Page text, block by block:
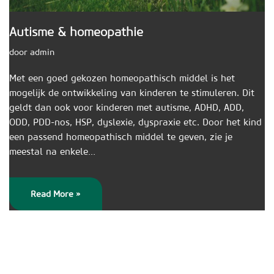
Autisme & homeopathie
door admin
Met een goed gekozen homeopathisch middel is het
mogelijk de ontwikkeling van kinderen te stimuleren. Dit
geldt dan ook voor kinderen met autisme, ADHD, ADD,
ODD, PDD-nos, HSP, dyslexie, dyspraxie etc. Door het kind
een passend homeopathisch middel te geven, zie je
meestal na enkele…
Read More »